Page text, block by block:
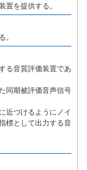
置を提供する。
。
る音質評価装置であ
同期被評価音声信号
近づけるようにノイ
標として出力する音